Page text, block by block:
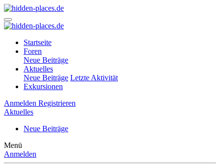
Startseite
Foren
Neue Beiträge
Aktuelles
Neue Beiträge Letzte Aktivität
Exkursionen
Anmelden Registrieren
Aktuelles
Neue Beiträge
Menü
Anmelden